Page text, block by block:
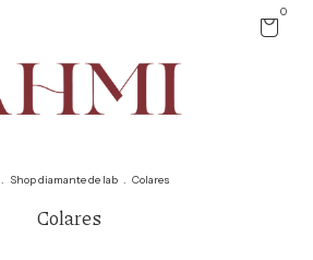
0
. Shop diamante de lab . Colares
Colares